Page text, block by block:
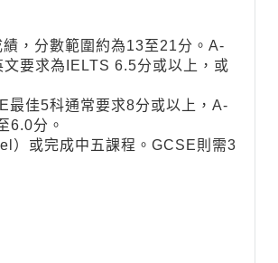
，分數範圍約為13至21分。A-
要求為IELTS 6.5分或以上，或
最佳5科通常要求8分或以上，A-
6.0分。
）或完成中五課程。GCSE則需3